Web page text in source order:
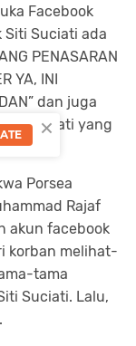
Facebook
Siti Suciati ada
PENASARAN
YA, INI
dan juga
Suciati yang
Porsea
Rajaf
akun facebook
korban melihat-
tama
Suciati. Lalu,
×